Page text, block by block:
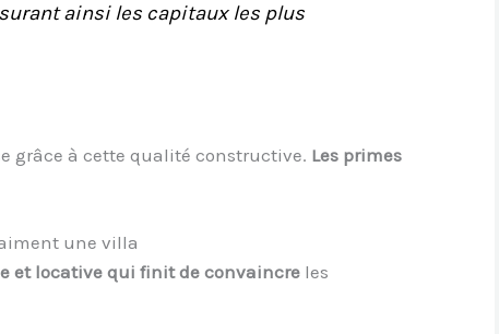
ainsi les capitaux les plus
grâce à cette qualité constructive. Les primes
une villa
et locative qui finit de convaincre les